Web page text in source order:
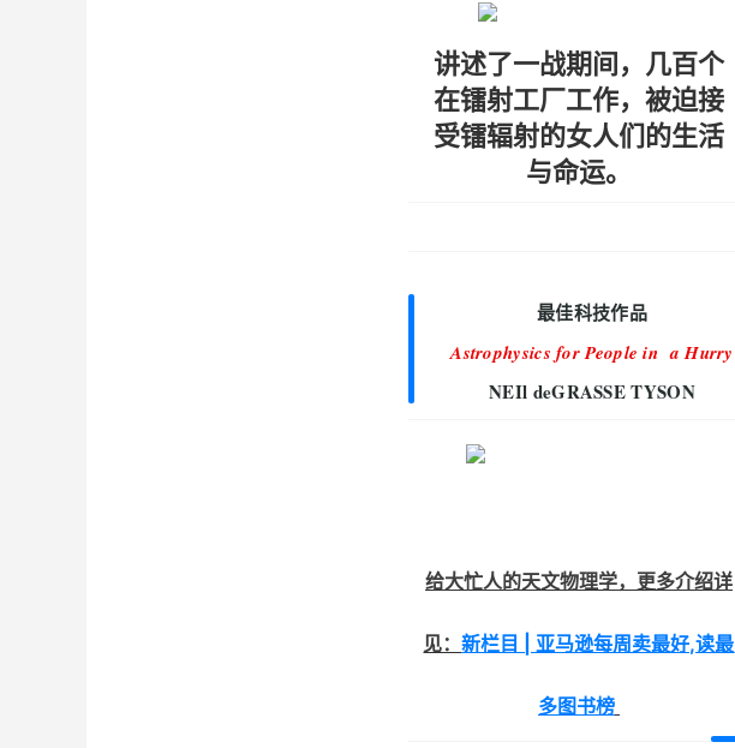
讲述了一战期间，几百个
在镭射工厂工作，被迫接
受镭辐射的女人们的生活
与命运。
最佳科技作品
Astrophysics for People in a Hurry
NEIl deGRASSE TYSON
给大忙人的天文物理学，更多介绍详
见：新栏目 | 亚马逊每周卖最好,读最
多图书榜